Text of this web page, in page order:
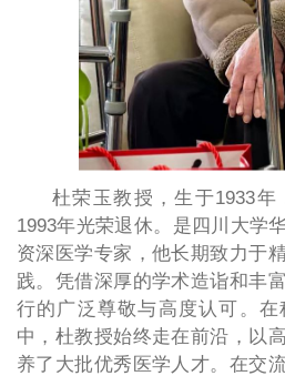
杜荣玉教授，生于1933年
1993年光荣退休。 是四川大学
资深医学专家，他长期致力于
践。凭借深厚的学术造诣和丰
行的广泛尊敬与高度认可。
中，杜教授始终走在前沿，以
养了大批优秀医学人才。在交